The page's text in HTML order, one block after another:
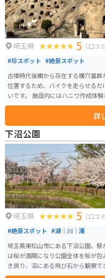
埼玉県 5 （口コ
#珍スポット #絶景スポット
古墳時代後期から存在する横穴墓
位置するため、バイクを走らせる
いです。 施設内にはハニワ作成体験など複数の体験スポットもあるため、体
験と眺望どちらをとっても満足度
詳
下沼公園
埼玉県 5 （口コ
#絶景スポット #湖｜川｜滝
埼玉県東松山市にある下沼公園。
は桜が満開になり公園全体を桜が
き誇り、沼にある飛び石から観察できと
無いが、ベンチが数多く設置され